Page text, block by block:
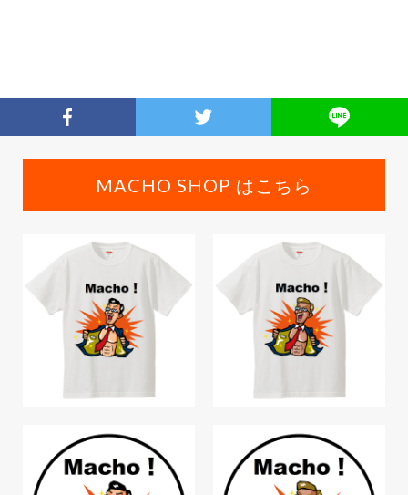
MACHO SHOP はこちら